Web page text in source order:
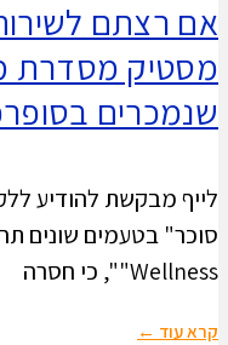
אם רצתם
מסטיק מסדרת
שנמכרים
לייף מבקשת להודיע
סוכר" בטעמים שונים
Wellness"", כי חסרה
קרא עוד ←